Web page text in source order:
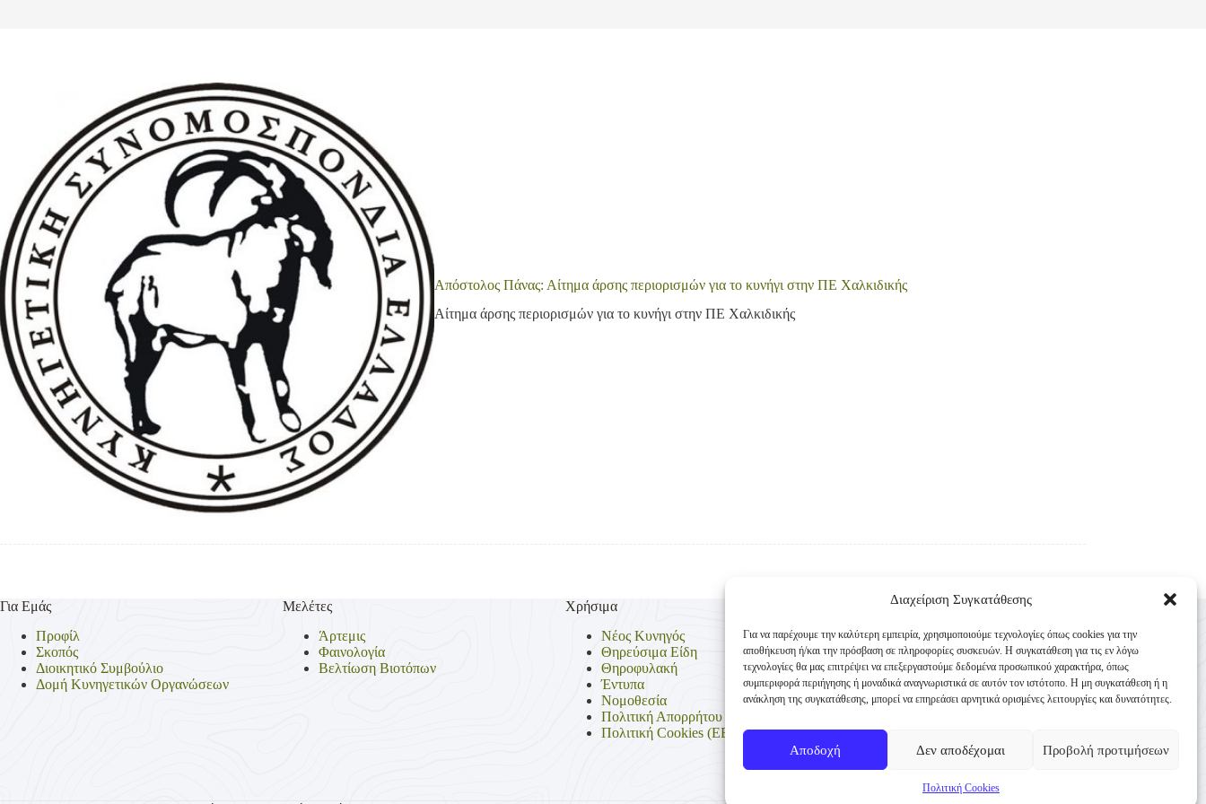
Διαχείριση Συγκατάθεσης
Για να παρέχουμε την καλύτερη εμπειρία, χρησιμοποιούμε τεχνολογίες όπως cookies για την
αποθήκευση ή/και την πρόσβαση σε πληροφορίες συσκευών. Η συγκατάθεση για τις εν λόγω
τεχνολογίες θα μας επιτρέψει να επεξεργαστούμε δεδομένα προσωπικού χαρακτήρα, όπως
συμπεριφορά περιήγησης ή μοναδικά αναγνωριστικά σε αυτόν τον ιστότοπο. Η μη συγκατάθεση ή η
ανάκληση της συγκατάθεσης, μπορεί να επηρεάσει αρνητικά ορισμένες λειτουργίες και δυνατότητες.
Αποδοχή Δεν αποδέχομαι Προβολή προτιμήσεων
Πολιτική Cookies
Απόστολος Πάνας: Αίτημα άρσης περιορισμών για το κυνήγι στην ΠΕ Χαλκιδικής
Αίτημα άρσης περιορισμών για το κυνήγι στην ΠΕ Χαλκιδικής
Για Εμάς
Προφίλ
Σκοπός
Διοικητικό Συμβούλιο
Δομή Κυνηγετικών Οργανώσεων
Μελέτες
Άρτεμις
Φαινολογία
Βελτίωση Βιοτόπων
Χρήσιμα
Νέος Κυνηγός
Θηρεύσιμα Είδη
Θηροφυλακή
Έντυπα
Νομοθεσία
Πολιτική Απορρήτου
Πολιτική Cookies (ΕΕ)
Επικοινωνία
Κυνηγετική Συνομοσπονδία Ελλάδος
Παναγή Τσαλδάρη 4
TK 10431 Αθήνα